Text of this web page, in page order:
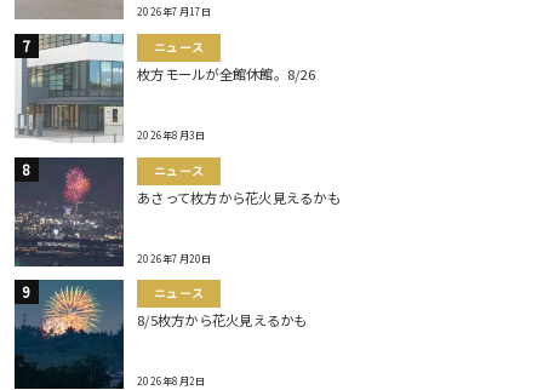
2026年7月17日
ニュース
枚方モールが全館休館。8/26
2026年8月3日
ニュース
あさって枚方から花火見えるかも
2026年7月20日
ニュース
8/5枚方から花火見えるかも
2026年8月2日